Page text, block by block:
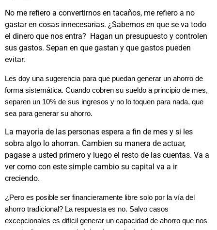
No me refiero a convertirnos en tacaños, me refiero a no
gastar en cosas innecesarias. ¿Sabemos en que se va todo
el dinero que nos entra? Hagan un presupuesto y controlen
sus gastos. Sepan en que gastan y que gastos pueden
evitar.
Les doy una sugerencia para que puedan generar un ahorro de
forma sistemática. Cuando cobren su sueldo a principio de mes,
separen un 10% de sus ingresos y no lo toquen para nada, que
sea para generar su ahorro.
La mayoría de las personas espera a fin de mes y si les
sobra algo lo ahorran. Cambien su manera de actuar,
pagase a usted primero y luego el resto de las cuentas. Va a
ver como con este simple cambio su capital va a ir
creciendo.
¿Pero es posible ser financieramente libre solo por la vía del
ahorro tradicional? La respuesta es no. Salvo casos
excepcionales es difícil generar un capacidad de ahorro que nos